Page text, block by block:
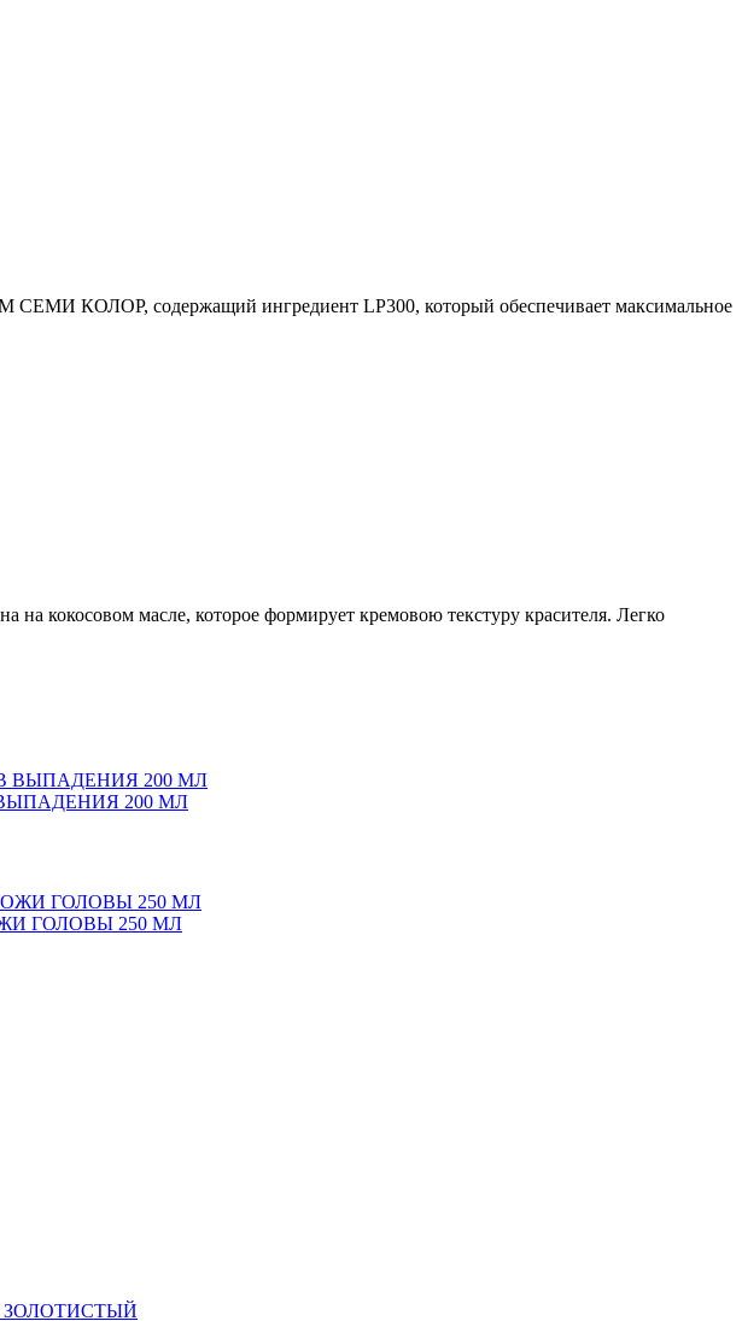
КОЛОР, содержащий ингредиент LP300, который обеспечивает максимальное
кокосовом масле, которое формирует кремовою текстуру красителя. Легко
ВЫПАДЕНИЯ 200 МЛ
ГОЛОВЫ 250 МЛ